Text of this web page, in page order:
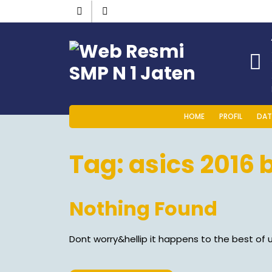
HOME PROFIL
Tag:asics 2016
Nothing Found
Dont worry&hellip it happens to the best of